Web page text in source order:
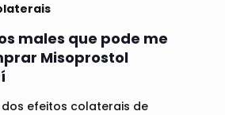
males que pode me
Misoprostol
efeitos colaterais de